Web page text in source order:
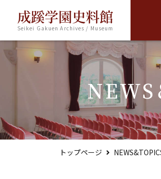
成蹊学園史料館
Seikei Gakuen Archives / Museum
トップページ